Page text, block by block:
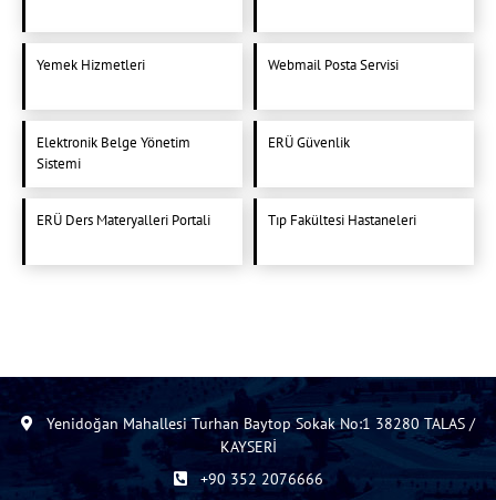
Yemek Hizmetleri Webmail Posta Servisi
Elektronik Belge Yönetim
Sistemi
ERÜ Güvenlik
ERÜ Ders Materyalleri Portali Tıp Fakültesi Hastaneleri
Yenidoğan Mahallesi Turhan Baytop Sokak No:1 38280 TALAS /
KAYSERİ
+90 352 2076666